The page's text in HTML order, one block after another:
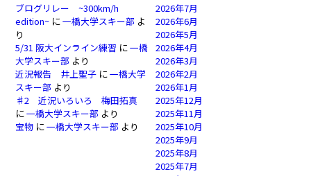
ブログリレー ~300km/h
edition~ に一橋大学スキー部 よ
り
5/31 阪大インライン練習 に一橋
大学スキー部 より
近況報告 井上聖子 に一橋大学
スキー部 より
♯2 近況いろいろ 梅田拓真
に一橋大学スキー部 より
宝物 に一橋大学スキー部 より
2026年7月
2026年6月
2026年5月
2026年4月
2026年3月
2026年2月
2026年1月
2025年12月
2025年11月
2025年10月
2025年9月
2025年8月
2025年7月